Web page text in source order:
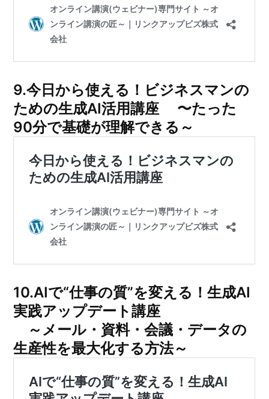
9.今日から使える！ビジネスマンの
ための生成AI活用講座 〜たった
90分で基礎が理解できる～
10.AIで“仕事の質”を変える！生成AI
実践アップデート講座
～メール・資料・会議・データの
生産性を最大化する方法～